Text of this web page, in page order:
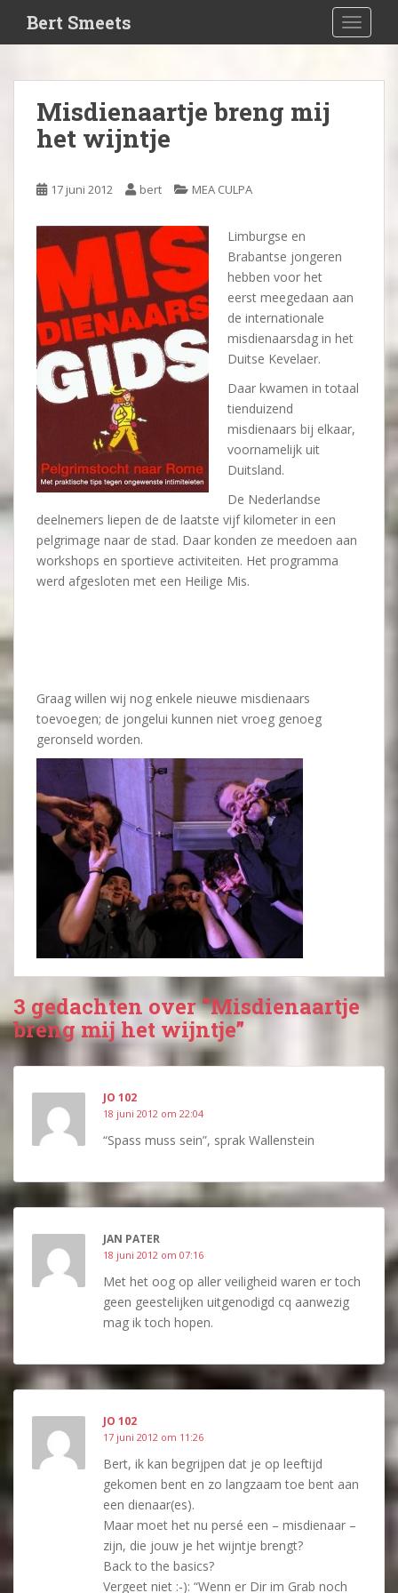
i
Bert Smeets
Misdienaartje breng mij
het wijntje
17 juni 2012 bert MEA CULPA
Limburgse en
Brabantse jongeren
hebben voor het
eerst meegedaan aan
de internationale
misdienaarsdag in het
Duitse Kevelaer.
Daar kwamen in totaal
tienduizend
misdienaars bij elkaar,
voornamelijk uit
Duitsland.
De Nederlandse
deelnemers liepen de de laatste vijf kilometer in een
pelgrimage naar de stad. Daar konden ze meedoen aan
workshops en sportieve activiteiten. Het programma
werd afgesloten met een Heilige Mis.
Graag willen wij nog enkele nieuwe misdienaars
toevoegen; de jongelui kunnen niet vroeg genoeg
geronseld worden.
3 gedachten over “Misdienaartje
breng mij het wijntje”
JO 102
18 juni 2012 om 22:04
“Spass muss sein”, sprak Wallenstein
JAN PATER
18 juni 2012 om 07:16
Met het oog op aller veiligheid waren er toch
geen geestelijken uitgenodigd cq aanwezig
mag ik toch hopen.
JO 102
17 juni 2012 om 11:26
Bert, ik kan begrijpen dat je op leeftijd
gekomen bent en zo langzaam toe bent aan
een dienaar(es).
Maar moet het nu persé een – misdienaar –
zijn, die jouw je het wijntje brengt?
Back to the basics?
Vergeet niet :-): “Wenn er Dir im Grab noch